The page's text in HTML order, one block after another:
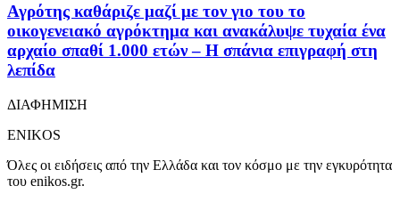
Αγρότης καθάριζε μαζί με τον γιο του το
οικογενειακό αγρόκτημα και ανακάλυψε τυχαία ένα
αρχαίο σπαθί 1.000 ετών – Η σπάνια επιγραφή στη
λεπίδα
ΔΙΑΦΗΜΙΣΗ
ENIKOS
Όλες οι ειδήσεις από την Ελλάδα και τον κόσμο με την εγκυρότητα
του enikos.gr.